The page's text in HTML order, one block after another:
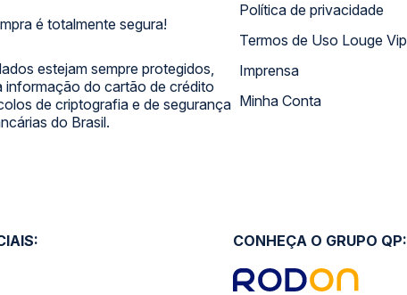
é totalmente segura!
estejam sempre protegidos,
informação do cartão de crédito
de criptografia e de segurança
do Brasil.
Política de privacidade
Termos de Uso Louge Vip
Imprensa
Minha Conta
CONHEÇA O GRUPO QP: